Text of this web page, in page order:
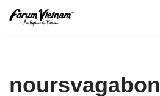
noursvagabon